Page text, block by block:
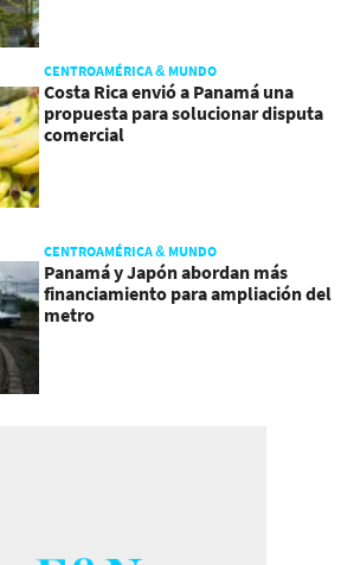
CENTROAMÉRICA & MUNDO
Costa Rica envió a Panamá una
propuesta para solucionar disputa
comercial
CENTROAMÉRICA & MUNDO
Panamá y Japón abordan más
financiamiento para ampliación del
metro